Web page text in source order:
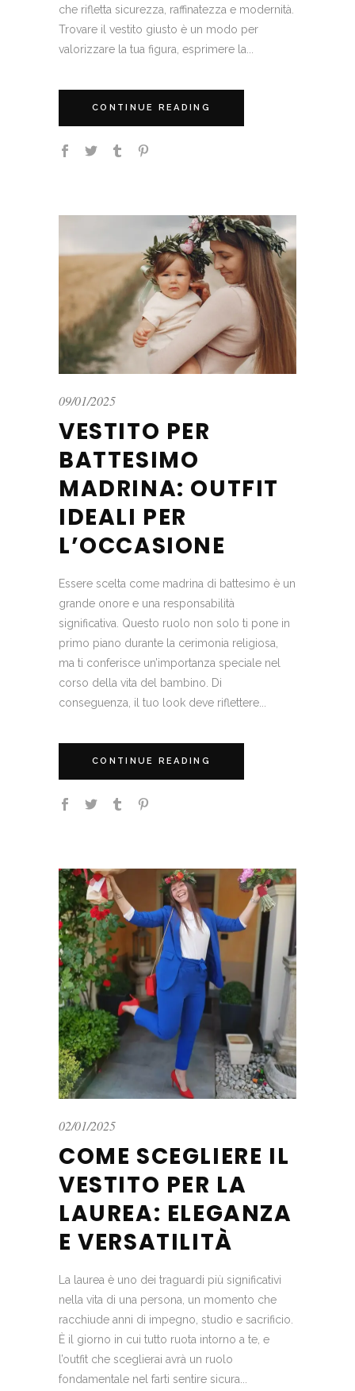
che rifletta sicurezza, raffinatezza e modernità.
Trovare il vestito giusto è un modo per
valorizzare la tua figura, esprimere la...
CONTINUE READING
09/01/2025
VESTITO PER
BATTESIMO
MADRINA: OUTFIT
IDEALI PER
L’OCCASIONE
Essere scelta come madrina di battesimo è un
grande onore e una responsabilità
significativa. Questo ruolo non solo ti pone in
primo piano durante la cerimonia religiosa,
ma ti conferisce un’importanza speciale nel
corso della vita del bambino. Di
conseguenza, il tuo look deve riflettere...
CONTINUE READING
02/01/2025
COME SCEGLIERE IL
VESTITO PER LA
LAUREA: ELEGANZA
E VERSATILITÀ
La laurea è uno dei traguardi più significativi
nella vita di una persona, un momento che
racchiude anni di impegno, studio e sacrificio.
È il giorno in cui tutto ruota intorno a te, e
l’outfit che sceglierai avrà un ruolo
fondamentale nel farti sentire sicura...